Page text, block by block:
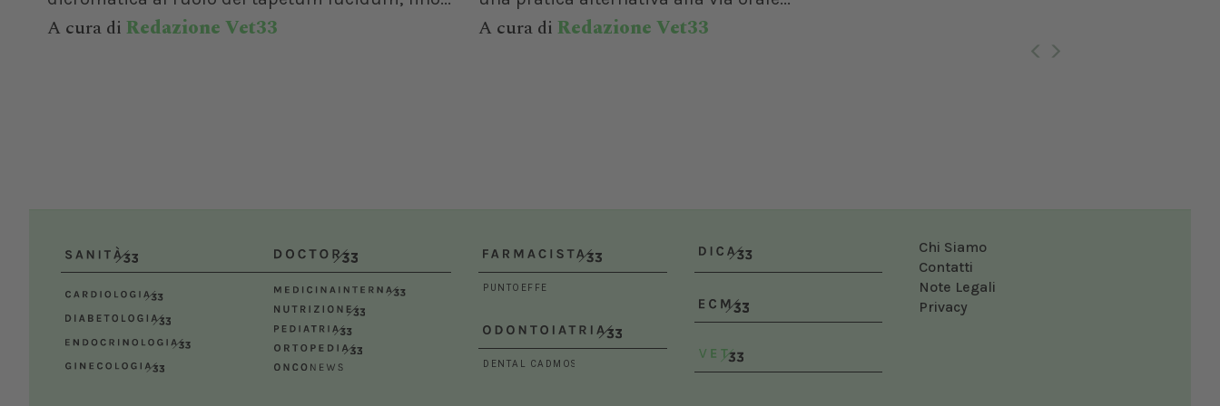
A cura di Redazione Vet33 A cura di Redazione Vet33
Chi Siamo
Contatti
Note Legali
Privacy